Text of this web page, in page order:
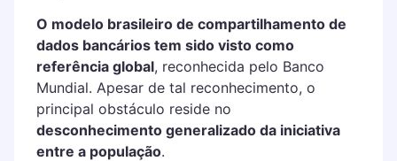
O modelo brasileiro de compartilhamento de
dados bancários tem sido visto como
referência global, reconhecida pelo Banco
Mundial. Apesar de tal reconhecimento, o
principal obstáculo reside no
desconhecimento generalizado da iniciativa
entre a população.